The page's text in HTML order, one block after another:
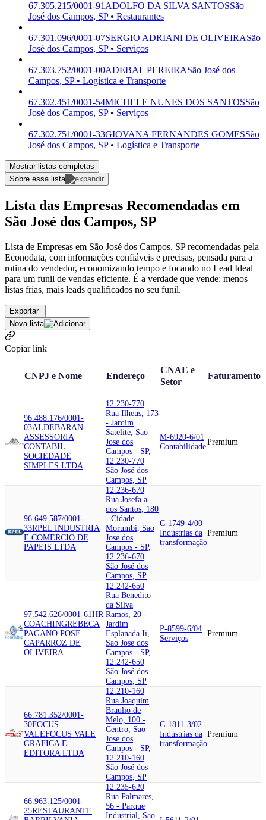
67.305.215/0001-91 ADOLFO DA SILVA SANTOSSão
José dos Campos, SP • Restaurantes
67.301.096/0001-07SERGIO ADRIANI DE OLIVEIRASão
José dos Campos, SP • Serviços
67.303.752/0001-00ADEBAL PEREIRASão José dos
Campos, SP • Logística e Transporte
67.302.451/0001-54MICHELE NUNES DOS SANTOSSão
José dos Campos, SP • Serviços
67.302.751/0001-33GIOVANA FERNANDES GOMESSão
José dos Campos, SP • Logística e Transporte
Mostrar listas completas
Sobre essa lista
Lista das Empresas Recomendadas em
São José dos Campos, SP
Lista de Empresas em São José dos Campos, SP recomendadas pela
Econodata, com informações confiáveis e precisas, pensada para a
rotina do vendedor, economizando tempo e focando no Lead Ideal
para um funil de vendas eficiente. É a verdade que vende: menos
listas frias, mais leads qualificados no seu funil.
Exportar
Nova lista
Copiar link
CNPJ e Nome Endereço
CNAE e
Setor
Faturamento
96.488.176/0001-
03ALDEBARAN
ASSESSORIA
CONTABIL
SOCIEDADE
SIMPLES LTDA
12.230-770
Rua Ilheus, 173
- Jardim
Satelite, Sao
Jose dos
Campos - SP,
12.230-770
São José dos
Campos, SP
M-6920-6/01
Contabilidade
Premium
96.649.587/0001-
33RPEL INDUSTRIA
E COMERCIO DE
PAPEIS LTDA
12.236-670
Rua Josefa a
dos Santos, 180
- Cidade
Morumbi, Sao
Jose dos
Campos - SP,
12.236-670
São José dos
Campos, SP
C-1749-4/00
Indústrias da
transformação
Premium
97.542.626/0001-61HR
COACHINGREBECA
PAGANO POSE
CAPARROZ DE
OLIVEIRA
12.242-650
Rua Benedito
da Silva
Ramos, 20 -
Jardim
Esplanada Ii,
Sao Jose dos
Campos - SP,
12.242-650
São José dos
Campos, SP
P-8599-6/04
Serviços
Premium
66.781.352/0001-
30FOCUS
VALEFOCUS VALE
GRAFICA E
EDITORA LTDA
12.210-160
Rua Joaquim
Braulio de
Melo, 100 -
Centro, Sao
Jose dos
Campos - SP,
12.210-160
São José dos
Campos, SP
C-1811-3/02
Indústrias da
transformação
Premium
66.963.125/0001-
25RESTAURANTE
12.235-620
Rua Palmares,
56 - Parque
Industrial, Sao